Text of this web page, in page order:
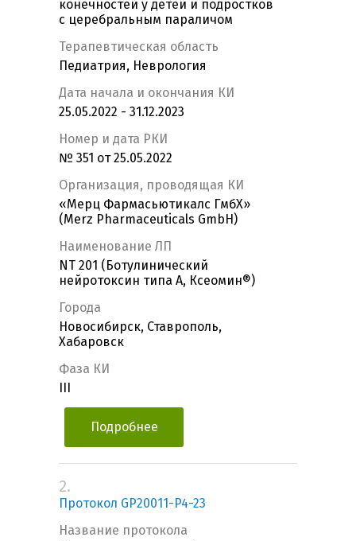
конечностей у детей и подростков
с церебральным параличом
Терапевтическая область
Педиатрия, Неврология
Дата начала и окончания КИ
25.05.2022 - 31.12.2023
Номер и дата РКИ
№ 351 от 25.05.2022
Организация, проводящая КИ
«Мерц Фармасьютикалс ГмбХ»
(Merz Pharmaceuticals GmbH)
Наименование ЛП
NT 201 (Ботулинический
нейротоксин типа А, Ксеомин®)
Города
Новосибирск, Ставрополь,
Хабаровск
Фаза КИ
Подробнее
2.
Протокол GP20011-P4-23
Название протокола